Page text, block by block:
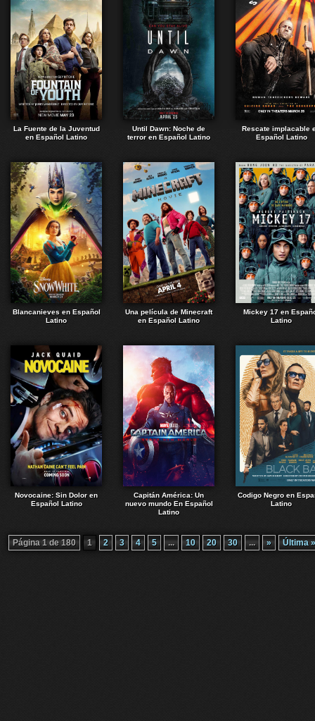
La Fuente de la Juventud
en Español Latino
Until Dawn: Noche de
terror en Español Latino
Rescate implacable
Español Latino
Blancanieves en Español
Latino
Una película de Minecraft
en Español Latino
Mickey 17 en
Latino
Novocaine: Sin Dolor en
Español Latino
Capitán América: Un
nuevo mundo En Español
Latino
Codigo Negro en
Latino
Página 1 de 180 1 2 3 4 5 ... 10 20 30 ... » Última »